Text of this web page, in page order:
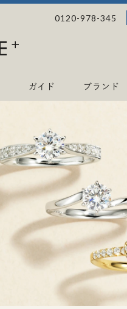
0120-978-345
ガイド ブランド